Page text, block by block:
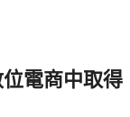
電商中取得